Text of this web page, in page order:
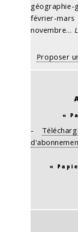
février-
novembre…
Proposer
«
-
«